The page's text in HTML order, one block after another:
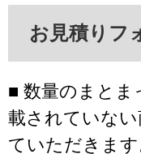
お見積りフ
■ 数量のまとま
載されていな
ていただきます